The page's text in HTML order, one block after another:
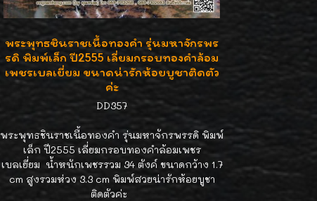
พระพุทธชินราชเนื้อทองคำ รุ่นมหาจักรพร
รดิ พิมพ์เล็ก ปี2555 เลี่ยมกรอบทองคำล้อม
เพชรเบลเยี่ยม ขนาดน่ารักห้อยบูชาติดตัว
ค่ะ
DD357
พระพุทธชินราชเนื้อทองคำ รุ่นมหาจักรพรรดิ พิมพ์
เล็ก ปี2555 เลี่ยมกรอบทองคำล้อมเพชร
เบลเยี่ยม น้ำหนักเพชรรวม 34 ตังค์ ขนาดกว้าง 1.7
cm สูงรวมห่วง 3.3 cm พิมพ์สวยน่ารักห้อยบูชา
ติดตัวค่ะ